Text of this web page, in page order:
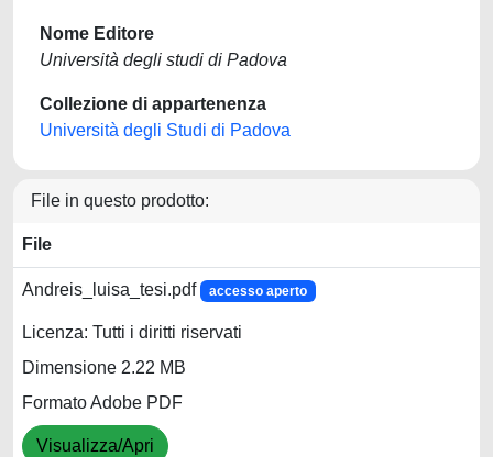
Nome Editore
Università degli studi di Padova
Collezione di appartenenza
Università degli Studi di Padova
File in questo prodotto:
File
Andreis_luisa_tesi.pdf accesso aperto
Licenza: Tutti i diritti riservati
Dimensione 2.22 MB
Formato Adobe PDF
Visualizza/Apri